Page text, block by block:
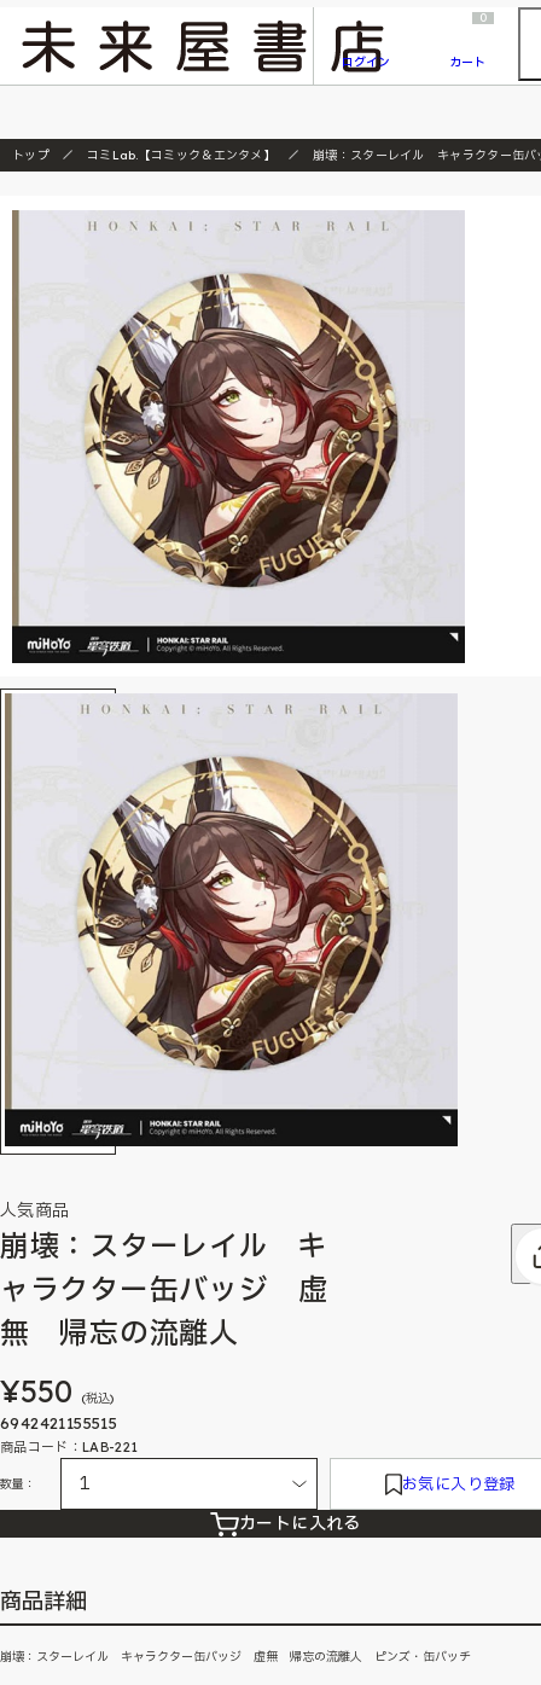
『ONE PIECE magazine 021 ONE PIECEカード付き同梱版』発売延期のご案内
ログイン
0
カート
トップ コミLab.【コミック＆エンタメ】 崩壊：スターレイル キャラクター缶
人気商品
崩壊：スターレイル キ
ャラクター缶バッジ 虚
無 帰忘の流離人
¥550 (税込)
6942421155515
商品コード：LAB-221
数量： お気に入り登録
カートに入れる
商品詳細
崩壊：スターレイル キャラクター缶バッジ 虚無 帰忘の流離人 ピンズ・缶バッチ